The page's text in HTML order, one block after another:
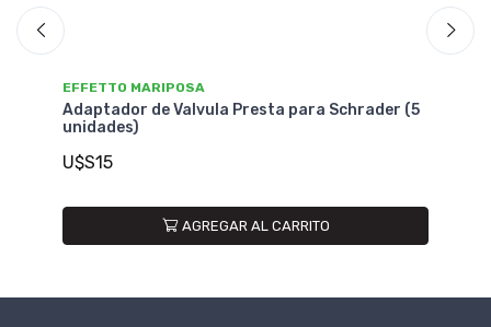
(5
SRAM SERVICE
Herramienta RockShox Adaptador de Valvula
de Aire p/ Shocks Monarch